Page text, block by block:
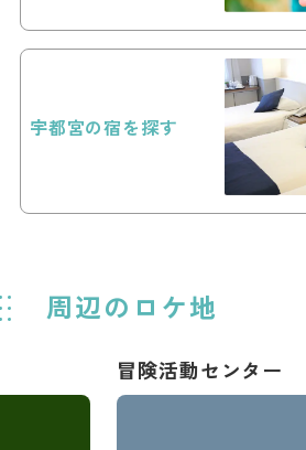
宇都宮の宿を探す
周辺のロケ地
冒険活動センター